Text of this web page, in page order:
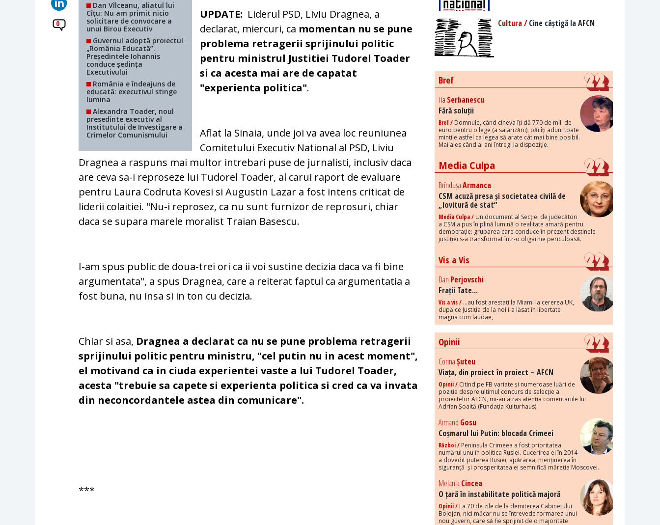
0
Dan Vîlceanu, aliatul lui
Cîțu: Nu am primit nicio
solicitare de convocare a
unui Birou Executiv
Guvernul adoptă proiectul
„România Educată”.
Președintele Iohannis
conduce ședința
Executivului
România e îndeajuns de
educată: executivul stinge
lumina
Alexandra Toader, noul
presedinte executiv al
Institutului de Investigare a
Crimelor Comunismului
UPDATE: Liderul PSD, Liviu Dragnea, a
declarat, miercuri, ca momentan nu se pune
problema retragerii sprijinului politic
pentru ministrul Justitiei Tudorel Toader
si ca acesta mai are de capatat
"experienta politica".
Aflat la Sinaia, unde joi va avea loc reuniunea
Comitetului Executiv National al PSD, Liviu
Dragnea a raspuns mai multor intrebari puse de jurnalisti, inclusiv daca
are ceva sa-i reproseze lui Tudorel Toader, al carui raport de evaluare
pentru Laura Codruta Kovesi si Augustin Lazar a fost intens criticat de
liderii colaitiei. "Nu-i reprosez, ca nu sunt furnizor de reprosuri, chiar
daca se supara marele moralist Traian Basescu.
I-am spus public de doua-trei ori ca ii voi sustine decizia daca va fi bine
argumentata", a spus Dragnea, care a reiterat faptul ca argumentatia a
fost buna, nu insa si in ton cu decizia.
Chiar si asa, Dragnea a declarat ca nu se pune problema retragerii
sprijinului politic pentru ministru, "cel putin nu in acest moment",
el motivand ca in ciuda experientei vaste a lui Tudorel Toader,
acesta "trebuie sa capete si experienta politica si cred ca va invata
din neconcordantele astea din comunicare".
***
Cultura /Cine câștigă la AFCN
Bref
Tia Serbanescu
Fără soluții
Bref / Domnule, când cineva îți dă 770 de mil. de
euro pentru o lege (a salarizării), păi îți aduni toate
mințile astfel ca legea să arate cât mai bine posibil.
Mai ales când ai ani întregi la dispoziție.
Media Culpa
BrîndușaArmanca
CSM acuză presa și societatea civilă de
„lovitură de stat”
Media Culpa / Un document al Secției de judecători
a CSM a pus în plină lumină o realitate amară pentru
democrație: gruparea care conduce în prezent destinele
justiției s-a transformat într-o oligarhie periculoasă.
Vis a Vis
Dan Perjovschi
Frații Tate...
Vis a vis / ...au fost arestați la Miami la cererea UK,
după ce Justiția de la noi i-a lăsat în libertate
magna cum laudae,
Opinii
CorinaȘuteu
Viața, din proiect în proiect – AFCN
Opinii / Citind pe FB variate și numeroase luări de
poziție despre ultimul concurs de selecție a
proiectelor AFCN, mi-au atras atenția comentariile lui
Adrian Șoaită (Fundația Kulturhaus).
Armand Gosu
Coșmarul lui Putin: blocada Crimeei
Război / Peninsula Crimeea a fost prioritatea
numărul unu în politica Rusiei. Cucerirea ei în 2014
a dovedit puterea Rusiei, apărarea, menținerea în
siguranță și prosperitatea ei semnifică măreția Moscovei.
Melania Cincea
O țară în instabilitate politică majoră
Opinii / La 70 de zile de la demiterea Cabinetului
Bolojan, nici măcar nu se întrevede formarea unui
nou guvern, care să fie sprijinit de o majoritate